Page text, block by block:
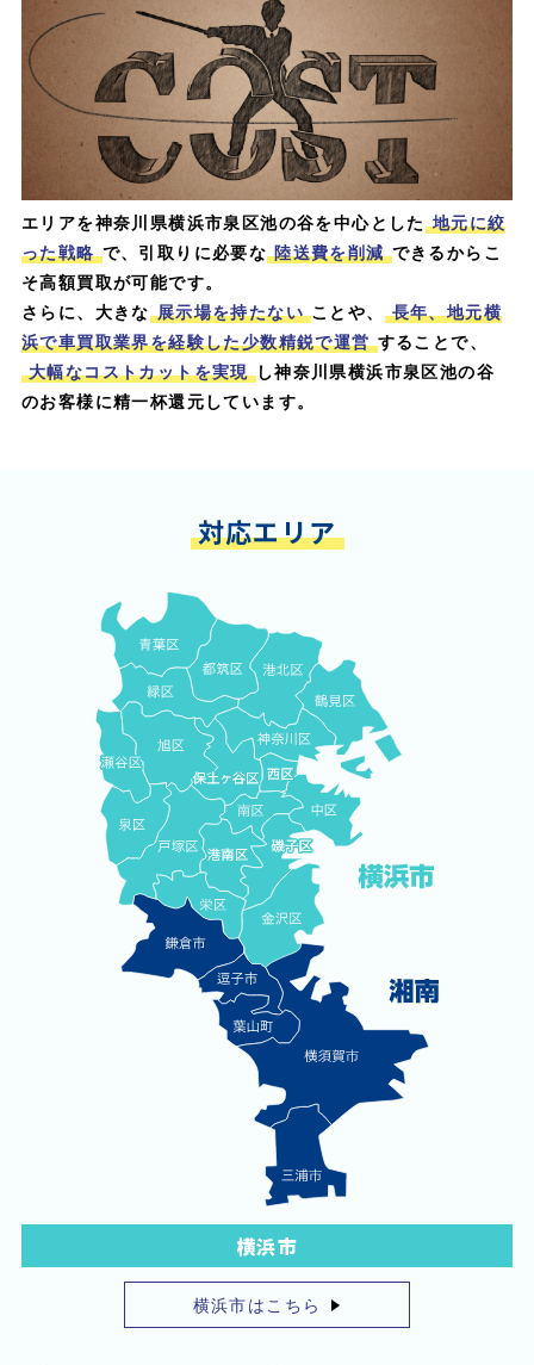
エリアを神奈川県横浜市泉区池の谷を中心とした 地元に絞
った戦略 で、引取りに必要な 陸送費を削減 できるからこ
そ高額買取が可能です。
さらに、大きな 展示場を持たない ことや、
長年、地元横
浜で車買取業界を経験した少数精鋭で運営 することで、
大幅なコストカットを実現 し神奈川県横浜市泉区池の谷
のお客様に精一杯還元しています。
対応エリア
横浜市
横浜市はこちら